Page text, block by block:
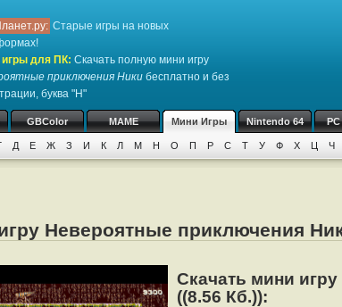
Старые игры на новых
игры для ПК: Скачать полную мини игру
приключения Ники бесплатно и без
буква "Н"
GBColor MAME Мини Игры Nintendo 64
Д Е Ж З И К Л М Н О П Р С Т У Ф Х Ц Ч
Невероятные приключения
Скачать мини
((8.56 Кб.)):